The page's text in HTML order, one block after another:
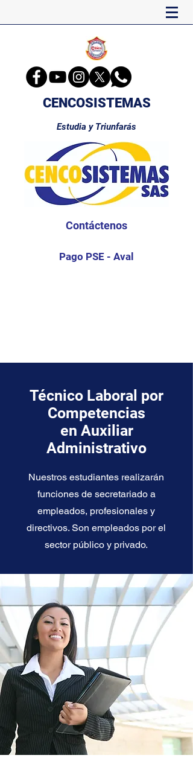
CENCOSISTEMAS
Estudia y Triunfarás
Contáctenos
Pago PSE - Aval
Técnico Laboral por
Competencias
en Auxiliar
Administrativo
Nuestros estudiantes realizarán
funciones de secretariado a
empleados, profesionales y
directivos. Son empleados por el
sector público y privado.